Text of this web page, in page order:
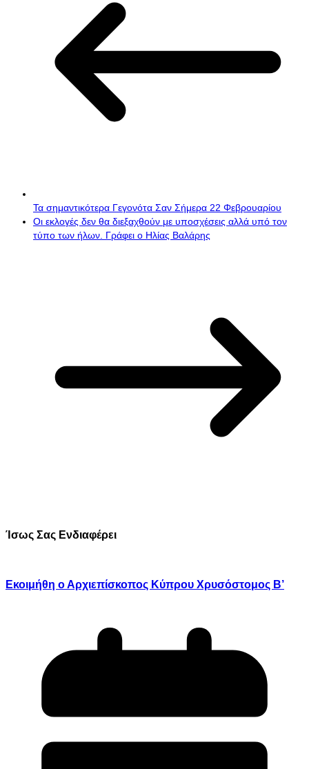
Τα σημαντικότερα Γεγονότα Σαν Σήμερα 22 Φεβρουαρίου
Οι εκλογές δεν θα διεξαχθούν με υποσχέσεις αλλά υπό τον
τύπο των ήλων. Γράφει ο Ηλίας Βαλάρης
Ίσως Σας Ενδιαφέρει
Εκοιμήθη ο Αρχιεπίσκοπος Κύπρου Χρυσόστομος Β’